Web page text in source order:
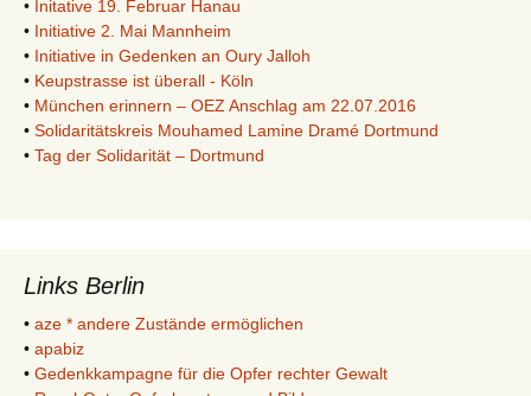
• Initative 19. Februar Hanau
• Initiative 2. Mai Mannheim
• Initiative in Gedenken an Oury Jalloh
• Keupstrasse ist überall - Köln
• München erinnern – OEZ Anschlag am 22.07.2016
• Solidaritätskreis Mouhamed Lamine Dramé Dortmund
• Tag der Solidarität – Dortmund
Links Berlin
• aze * andere Zustände ermöglichen
• apabiz
• Gedenkkampagne für die Opfer rechter Gewalt